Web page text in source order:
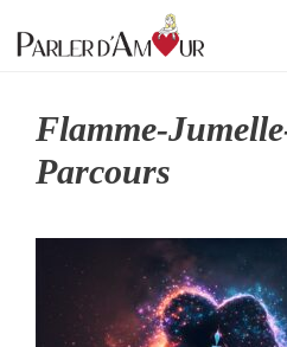
au
Flamme-
Parcours